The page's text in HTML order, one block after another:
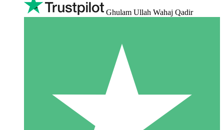
Ghulam Ullah Wahaj Qadir